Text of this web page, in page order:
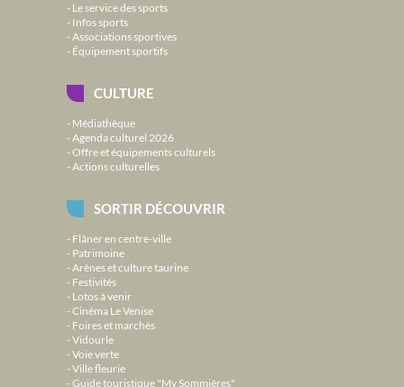
Le service des sports
Infos sports
Associations sportives
Équipement sportifs
CULTURE
Médiathèque
Agenda culturel 2026
Offre et équipements culturels
Actions culturelles
SORTIR DÉCOUVRIR
Flâner en centre-ville
Patrimoine
Arènes et culture taurine
Festivités
Lotos à venir
Cinéma Le Venise
Foires et marchés
Vidourle
Voie verte
Ville fleurie
Guide touristique "My Sommières"